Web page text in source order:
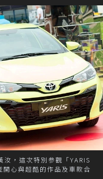
，這次特別参觀「YARIS
心與超酷的作品及車款合